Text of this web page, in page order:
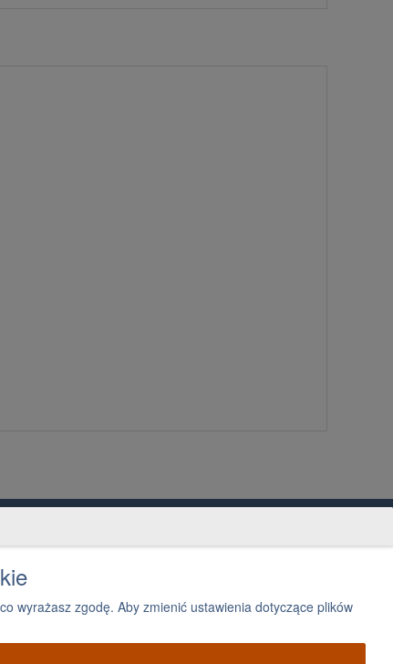
wyrażasz zgodę. Aby zmienić ustawienia dotyczące plików
jak możemy Ci pomóc